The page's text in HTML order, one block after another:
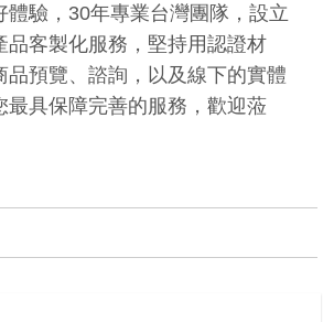
體驗，30年專業台灣團隊，設立
品客製化服務，堅持用認證材
品預覽、諮詢，以及線下的實體
最具保障完善的服務，歡迎蒞